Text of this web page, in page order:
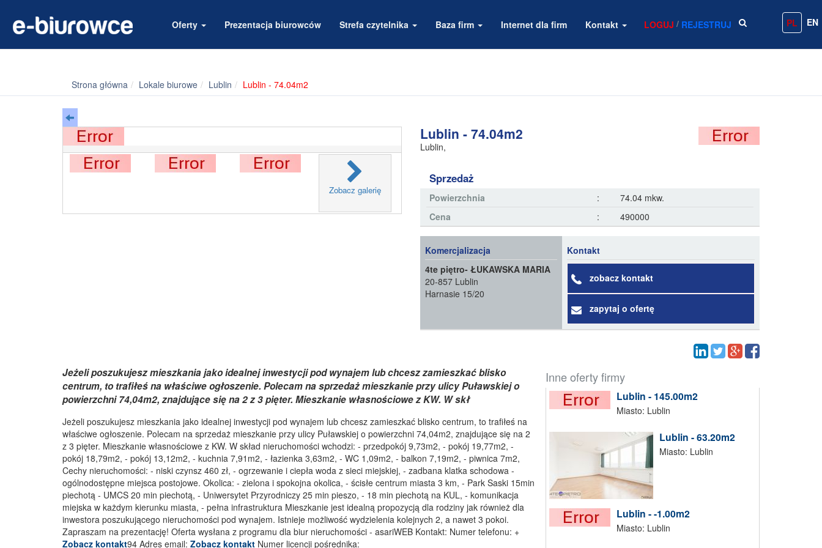
Oferty Prezentacja biurowców Strefa czytelnika Baza firm Internet dla firm Kontakt LOGUJ / REJESTRUJ PL EN
Strona główna Lokale biurowe Lublin Lublin - 74.04m2
Zobacz galerię
Lublin - 74.04m2
Lublin,
Sprzedaż
Powierzchnia :
74.04 mkw.
Cena
: 490000
Komercjalizacja
4te piętro- ŁUKAWSKA MARIA
20-857 Lublin
Harnasie 15/20
Kontakt
zobacz kontakt
zapytaj o ofertę
Inne oferty firmy
Lublin - 145.00m2
Miasto: Lublin
Lublin - 63.20m2
Miasto: Lublin
Lublin - -1.00m2
Miasto: Lublin
Jeżeli poszukujesz mieszkania jako idealnej inwestycji pod wynajem lub chcesz zamieszkać blisko
centrum, to trafiłeś na właściwe ogłoszenie. Polecam na sprzedaż mieszkanie przy ulicy Puławskiej o
powierzchni 74,04m2, znajdujące się na 2 z 3 pięter. Mieszkanie własnościowe z KW. W skł
Jeżeli poszukujesz mieszkania jako idealnej inwestycji pod wynajem lub chcesz zamieszkać blisko centrum, to trafiłeś na
właściwe ogłoszenie. Polecam na sprzedaż mieszkanie przy ulicy Puławskiej o powierzchni 74,04m2, znajdujące się na 2
z 3 pięter. Mieszkanie własnościowe z KW. W skład nieruchomości wchodzi: - przedpokój 9,73m2, - pokój 19,77m2, -
pokój 18,79m2, - pokój 13,12m2, - kuchnia 7,91m2, - łazienka 3,63m2, - WC 1,09m2, - balkon 7,19m2, - piwnica 7m2,
Cechy nieruchomości: - niski czynsz 460 zł, - ogrzewanie i ciepła woda z sieci miejskiej, - zadbana klatka schodowa -
ogólnodostępne miejsca postojowe. Okolica: - zielona i spokojna okolica, - ścisłe centrum miasta 3 km, - Park Saski 15min
piechotą - UMCS 20 min piechotą, - Uniwersytet Przyrodniczy 25 min pieszo, - 18 min piechotą na KUL, - komunikacja
miejska w każdym kierunku miasta, - pełna infrastruktura Mieszkanie jest idealną propozycją dla rodziny jak również dla
inwestora poszukującego nieruchomości pod wynajem. Istnieje możliwość wydzielenia kolejnych 2, a nawet 3 pokoi.
Zapraszam na prezentację! Oferta wysłana z programu dla biur nieruchomości - asariWEB Kontakt: Numer telefonu: +
Zobacz kontakt94 Adres email: Zobacz kontakt Numer licencji pośrednika: